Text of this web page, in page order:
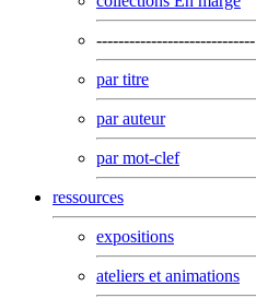
-----------------------------
par titre
par auteur
par mot-clef
ressources
expositions
ateliers et animations